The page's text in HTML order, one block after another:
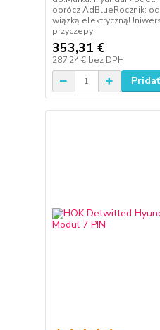
oprócz AdBlueRocznik:
wiązką
przyczepy
353,31 €
287,24 € bez DPH